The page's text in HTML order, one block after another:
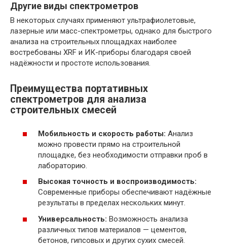
Другие виды спектрометров
В некоторых случаях применяют ультрафиолетовые,
лазерные или масс-спектрометры, однако для быстрого
анализа на строительных площадках наиболее
востребованы XRF и ИК-приборы благодаря своей
надёжности и простоте использования.
Преимущества портативных
спектрометров для анализа
строительных смесей
Мобильность и скорость работы: Анализ
можно провести прямо на строительной
площадке, без необходимости отправки проб в
лабораторию.
Высокая точность и воспроизводимость:
Современные приборы обеспечивают надёжные
результаты в пределах нескольких минут.
Универсальность: Возможность анализа
различных типов материалов — цементов,
бетонов, гипсовых и других сухих смесей.